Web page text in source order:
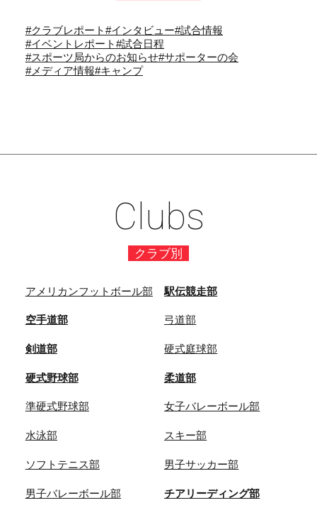
#クラブレポート#インタビュー#試合情報
#イベントレポート#試合日程
#スポーツ局からのお知らせ#サポーターの会
#メディア情報#キャンプ
Clubs
クラブ別
アメリカンフットボール部 駅伝競走部
空手道部 弓道部
剣道部 硬式庭球部
硬式野球部 柔道部
準硬式野球部 女子バレーボール部
水泳部 スキー部
ソフトテニス部 男子サッカー部
男子バレーボール部 チアリーディング部